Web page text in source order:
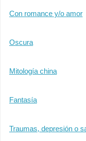
Con romance y/o amor
Oscura
Mitología china
Fantasía
Traumas, depresión o